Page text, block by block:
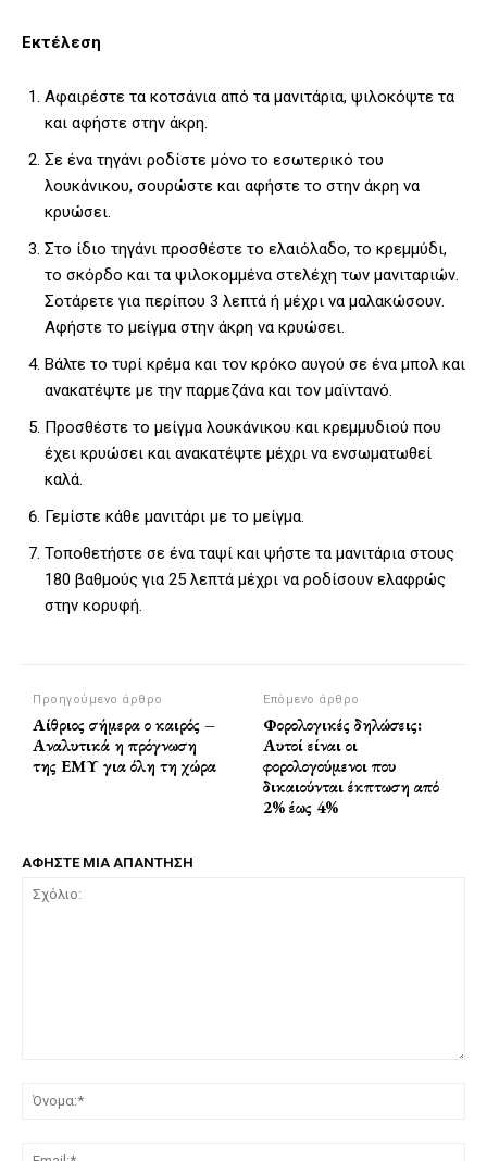
Εκτέλεση
Αφαιρέστε τα κοτσάνια από τα μανιτάρια, ψιλοκόψτε τα
και αφήστε στην άκρη.
Σε ένα τηγάνι ροδίστε μόνο το εσωτερικό του
λουκάνικου, σουρώστε και αφήστε το στην άκρη να
κρυώσει.
Στο ίδιο τηγάνι προσθέστε το ελαιόλαδο, το κρεμμύδι,
το σκόρδο και τα ψιλοκομμένα στελέχη των μανιταριών.
Σοτάρετε για περίπου 3 λεπτά ή μέχρι να μαλακώσουν.
Αφήστε το μείγμα στην άκρη να κρυώσει.
Βάλτε το τυρί κρέμα και τον κρόκο αυγού σε ένα μπολ και
ανακατέψτε με την παρμεζάνα και τον μαϊντανό.
Προσθέστε το μείγμα λουκάνικου και κρεμμυδιού που
έχει κρυώσει και ανακατέψτε μέχρι να ενσωματωθεί
καλά.
Γεμίστε κάθε μανιτάρι με το μείγμα.
Τοποθετήστε σε ένα ταψί και ψήστε τα μανιτάρια στους
180 βαθμούς για 25 λεπτά μέχρι να ροδίσουν ελαφρώς
στην κορυφή.
Προηγούμενο άρθρο
Αίθριος σήμερα ο καιρός –
Αναλυτικά η πρόγνωση
της ΕΜΥ για όλη τη χώρα
Επόμενο άρθρο
Φορολογικές δηλώσεις:
Αυτοί είναι οι
φορολογούμενοι που
δικαιούνται έκπτωση από
2% έως 4%
ΑΦΗΣΤΕ ΜΙΑ ΑΠΑΝΤΗΣΗ